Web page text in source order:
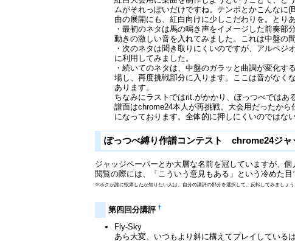
ムがそれっぽいだけですね。テンポとかこんな
曲の展開にも、紅白向けに少しこだわりを。とり
・最初のネタは馬の鳴き声をイメージした前奏
動きの激しい音を入れてみました。これは中盤の
・次のネタは聞き取りにくいのですが、アルペ
に利用してみました。
・続いてのネタは、中盤のガラッと曲調が変化
場し、再度挑戦部分に入ります。ここは音がなく
あります。
ちなみにラストではrit.がかかり、ぽっつべでは
譜面はchrome24本人が再挑戦。大会用だったか
になっております。全体的に押しにくいのではな
ぽっつべ縛り作譜コンテスト chrome24ジャ
ジャッジペーパーとか大層な名前を冠していますが、
閲覧の際には、「こういう意見もある」という冷めた目
※ボクが誰に投票したか知りたい人は、自分の講評の部分を選択して、反転してみましょ
第四回分講評†
Fly-Sky
あら大変、いつもより斜に構えてプレイしている